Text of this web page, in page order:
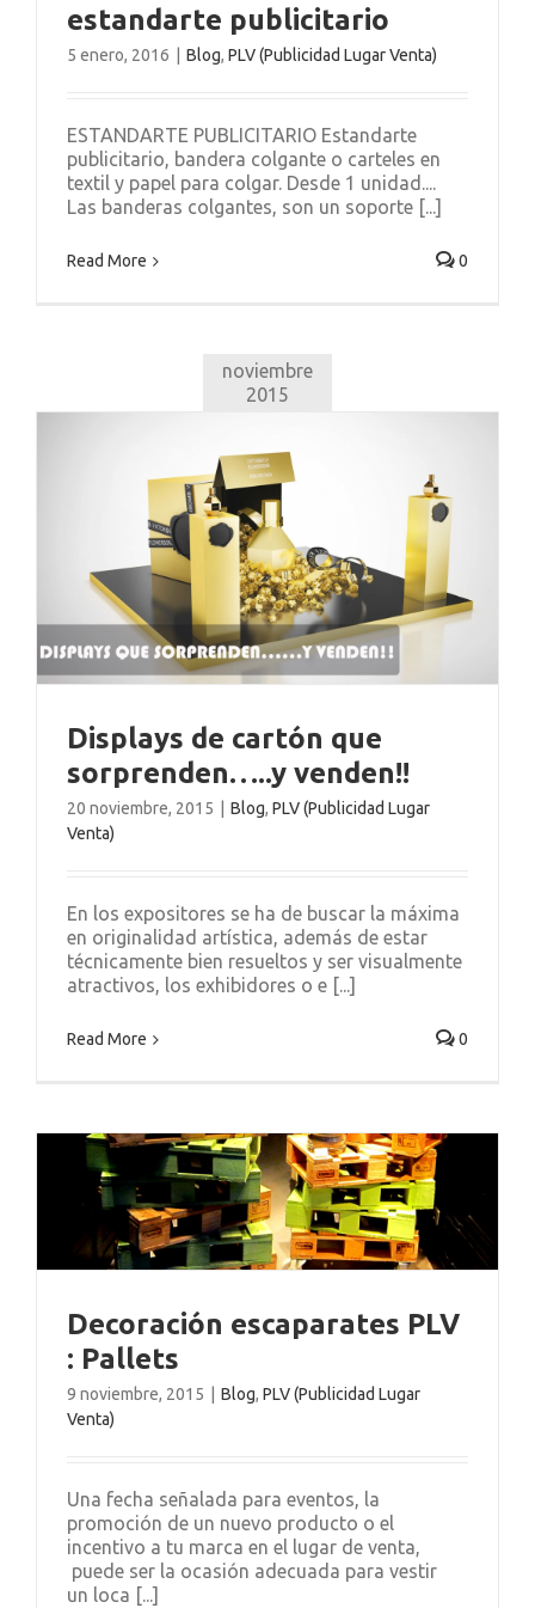
estandarte publicitario
5 enero, 2016 Blog, PLV (Publicidad Lugar Venta)
ESTANDARTE PUBLICITARIO Estandarte
publicitario, bandera colgante o carteles en
textil y papel para colgar. Desde 1 unidad....
Las banderas colgantes, son un soporte [...]
Read More 0
noviembre
2015
Displays de cartón que
sorprenden…..y venden!!
20 noviembre, 2015 Blog, PLV (Publicidad Lugar
Venta)
En los expositores se ha de buscar la máxima
en originalidad artística, además de estar
técnicamente bien resueltos y ser visualmente
atractivos, los exhibidores o e [...]
Read More 0
Decoración escaparates PLV
: Pallets
9 noviembre, 2015 Blog, PLV (Publicidad Lugar
Venta)
Una fecha señalada para eventos, la
promoción de un nuevo producto o el
incentivo a tu marca en el lugar de venta,
puede ser la ocasión adecuada para vestir
un loca [...]